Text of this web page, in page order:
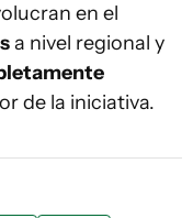
en el
a nivel regional y
de la iniciativa.